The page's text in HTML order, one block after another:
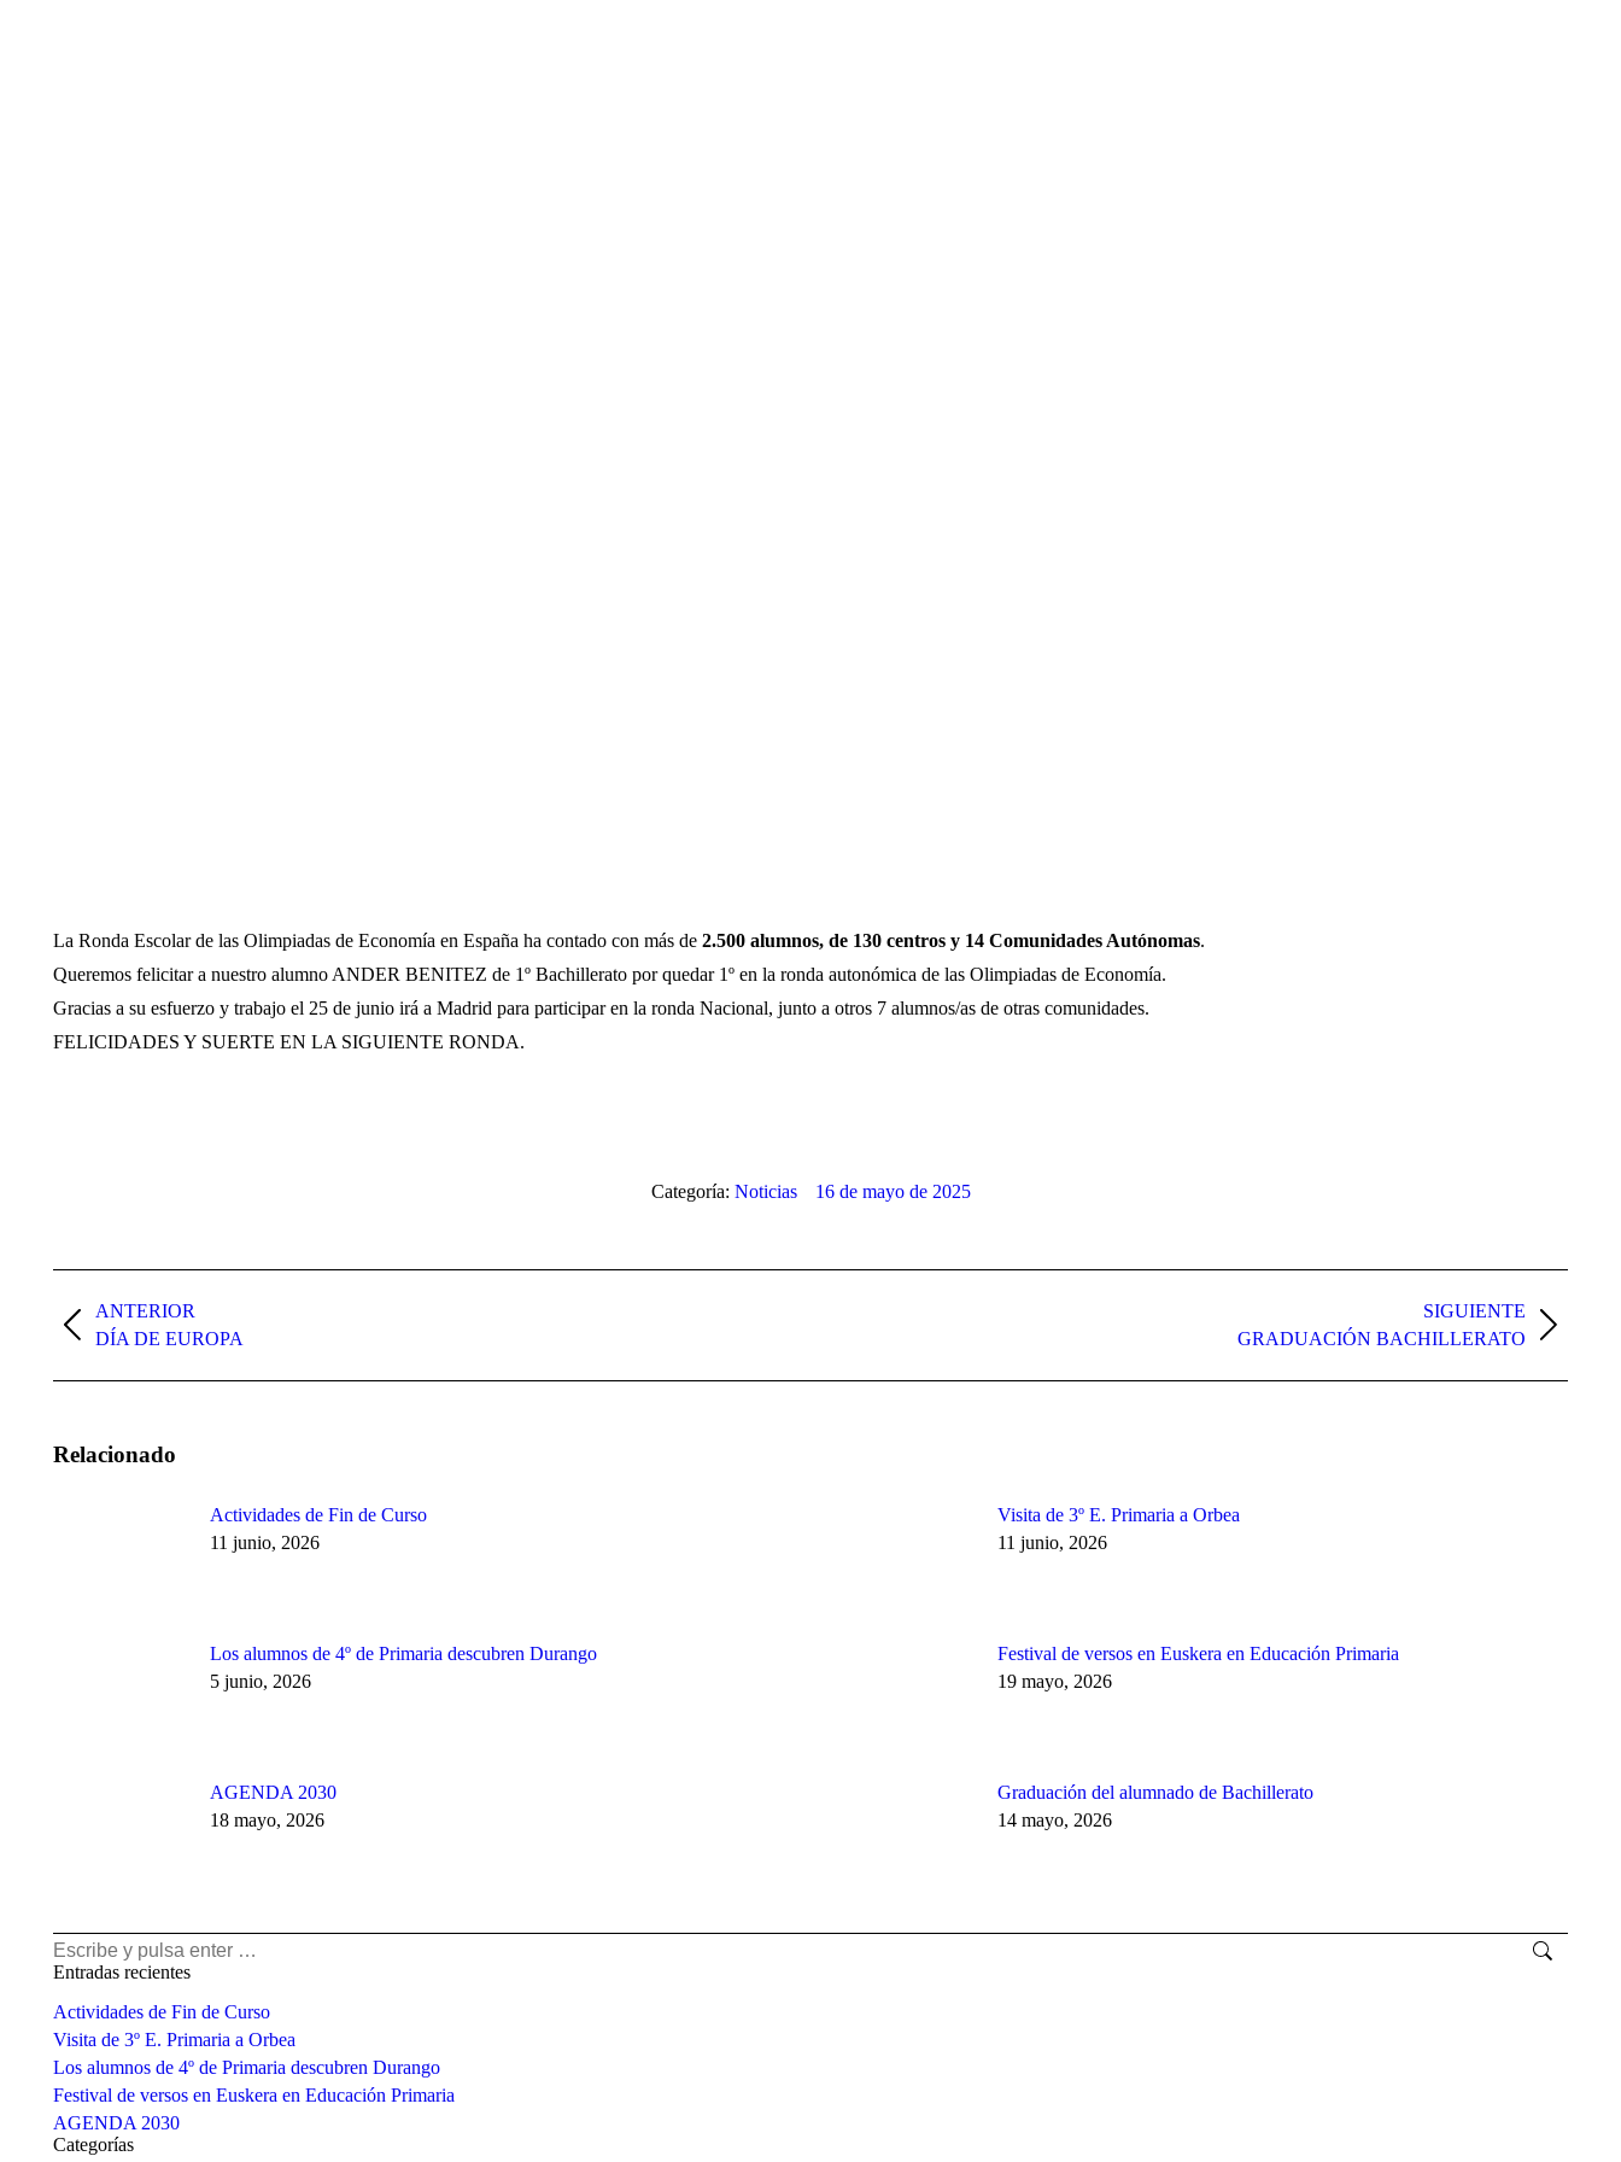
La Ronda Escolar de las Olimpiadas de Economía en España ha contado con más de 2.500 alumnos, de 130 centros y 14 Comunidades Autónomas.
Queremos felicitar a nuestro alumno ANDER BENITEZ de 1º Bachillerato por quedar 1º en la ronda autonómica de las Olimpiadas de Economía.
Gracias a su esfuerzo y trabajo el 25 de junio irá a Madrid para participar en la ronda Nacional, junto a otros 7 alumnos/as de otras comunidades.
FELICIDADES Y SUERTE EN LA SIGUIENTE RONDA.
Categoría: Noticias 16 de mayo de 2025
entre
publicaciones
ANTERIOR
Publicación
DÍA DE EUROPA
SIGUIENTE
GRADUACIÓN BACHILLERATO
Relacionado
Actividades de Fin de Curso
11 junio, 2026
Visita de 3º E. Primaria a Orbea
11 junio, 2026
Los alumnos de 4º de Primaria descubren Durango
5 junio, 2026
Festival de versos en Euskera en Educación Primaria
19 mayo, 2026
AGENDA 2030
18 mayo, 2026
Graduación del alumnado de Bachillerato
14 mayo, 2026
Buscar:
Entradas recientes
Actividades de Fin de Curso
Visita de 3º E. Primaria a Orbea
Los alumnos de 4º de Primaria descubren Durango
Festival de versos en Euskera en Educación Primaria
AGENDA 2030
Categorías